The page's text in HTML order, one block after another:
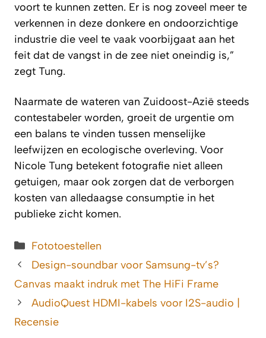
voort te kunnen zetten. Er is nog zoveel meer te
verkennen in deze donkere en ondoorzichtige
industrie die veel te vaak voorbijgaat aan het
feit dat de vangst in de zee niet oneindig is,”
zegt Tung.
Naarmate de wateren van Zuidoost-Azië steeds
contestabeler worden, groeit de urgentie om
een balans te vinden tussen menselijke
leefwijzen en ecologische overleving. Voor
Nicole Tung betekent fotografie niet alleen
getuigen, maar ook zorgen dat de verborgen
kosten van alledaagse consumptie in het
publieke zicht komen.
Categorieën
Fototoestellen
Design-soundbar voor Samsung-tv’s?
Canvas maakt indruk met The HiFi Frame
AudioQuest HDMI-kabels voor I2S-audio |
Recensie